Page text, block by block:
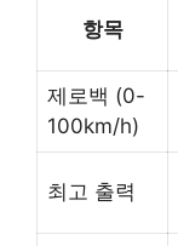
항목
제로백 (0-
100km/h)
최고 출력